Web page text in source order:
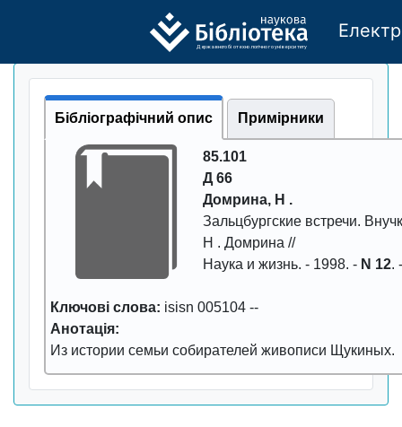
Державного бі отехно логічно го універси тету
Бібліографічний опис Примірники
85.101
Д 66
Домpина, Н .
Зальцбуpгские встpечи.
Н . Домpина //
Наука и жизнь. - 1998. - N 12.
Ключові слова: isisn 005104 --
Анотація:
Из истоpии семьи собиpателей живописи Щукиных.